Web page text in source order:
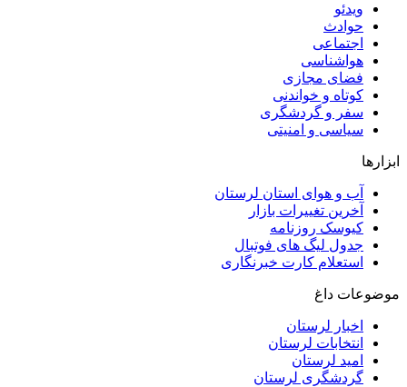
ویدئو
حوادث
اجتماعی
هواشناسی
فضای مجازی
کوتاه و خواندنی
سفر و گردشگری
سیاسی و امنیتی
ابزارها
آب و هوای استان لرستان
آخرین تغییرات بازار
کیوسک روزنامه
جدول لیگ های فوتبال
استعلام کارت خبرنگاری
موضوعات داغ
اخبار لرستان
انتخابات لرستان
امید لرستان
گردشگری لرستان